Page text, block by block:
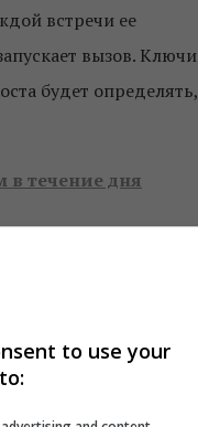
встречи ее
вызов. Ключи
будет определять,
в течение дня
to use your